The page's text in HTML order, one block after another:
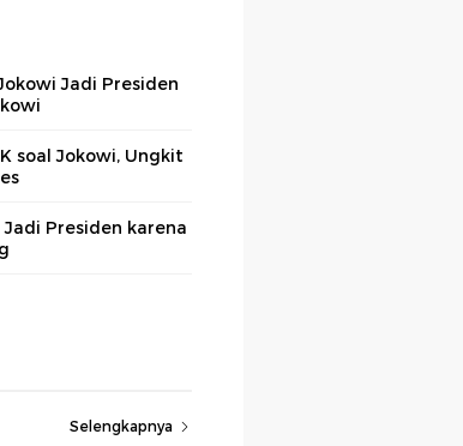
Jadi Presiden
soal Jokowi, Ungkit
Presiden karena
Selengkapnya